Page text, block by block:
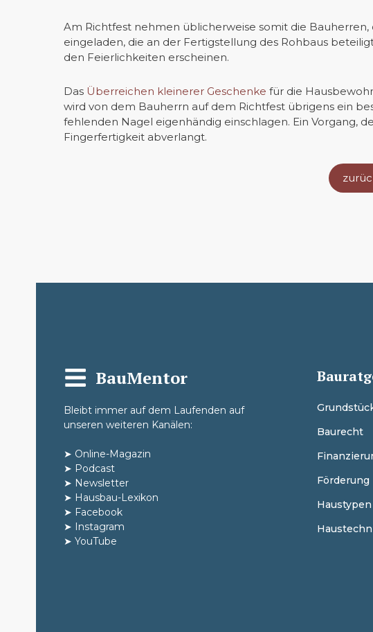
Am Richtfest nehmen üblicherweise somit die
eingeladen, die an der Fertigstellung des Rohbaus
den Feierlichkeiten erscheinen.
Das Überreichen kleinerer Geschenke für die
wird von dem Bauherrn auf dem Richtfest übrigens ein
fehlenden Nagel eigenhändig einschlagen. Ein Vorgang,
Fingerfertigkeit abverlangt.
BauMentor
Bleibt immer auf dem Laufenden auf
unseren weiteren Kanälen:
➤ Online-Magazin
➤ Podcast
➤ Newsletter
➤ Hausbau-Lexikon
➤ Facebook
➤ Instagram
➤ YouTube
Baurecht
Förderung
Haustypen